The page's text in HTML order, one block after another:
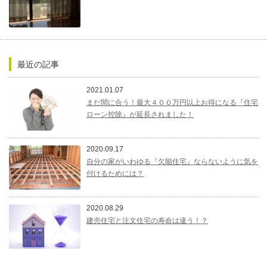
最近の記事
2021.01.07
まだ間に合う！最大４００万円以上お得になる『住宅
ローン控除』が延長されました！
2020.09.17
自分の家がいわゆる『欠陥住宅』ならないように気を
付けるためには？
2020.08.29
建売住宅と注文住宅の寿命は違う！？